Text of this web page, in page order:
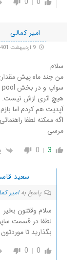
0
0
امیر کمالی
سلام
من چند ماه پیش
هیچ اثری ازش نیست.
آپدیت هم کردم اما
اگه ممکنه لطفا
مرسی
3
0
سعید
پاسخ بهامیر
سلام وقتتون بخیر
بگذارید تا
0
0